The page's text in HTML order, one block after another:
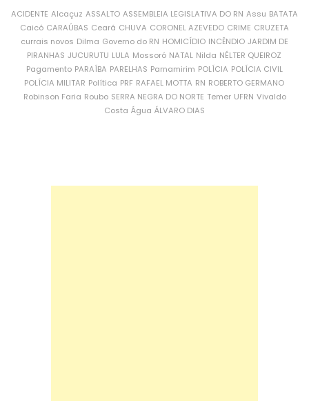
ACIDENTE Alcaçuz ASSALTO ASSEMBLEIA LEGISLATIVA DO RN Assu BATATA
Caicó CARAÚBAS Ceará CHUVA CORONEL AZEVEDO CRIME CRUZETA
currais novos Dilma Governo do RN HOMICÍDIO INCÊNDIO JARDIM DE
PIRANHAS JUCURUTU LULA Mossoró NATAL Nilda NÉLTER QUEIROZ
Pagamento PARAÍBA PARELHAS Parnamirim POLÍCIA POLÍCIA CIVIL
POLÍCIA MILITAR Política PRF RAFAEL MOTTA RN ROBERTO GERMANO
Robinson Faria Roubo SERRA NEGRA DO NORTE Temer UFRN Vivaldo
Costa Água ÁLVARO DIAS